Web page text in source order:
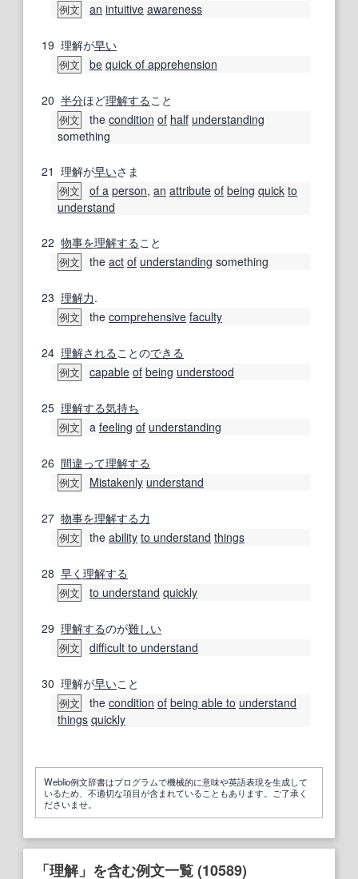
例文 an intuitive awareness
19 理解が早い
例文 be quick of apprehension
20 半分ほど理解すること
例文 the condition of half understanding
something
21 理解が早いさま
例文 of a person, an attribute of being quick to
understand
22 物事を理解すること
例文 the act of understanding something
23 理解力.
例文 the comprehensive faculty
24 理解されることのできる
例文 capable of being understood
25 理解する気持ち
例文 a feeling of understanding
26 間違って理解する
例文 Mistakenly understand
27 物事を理解する力
例文 the ability to understand things
28 早く 理解する
例文 to understand quickly
29 理解するのが難しい
例文 difficult to understand
30 理解が早いこと
例文 the condition of being able to understand
things quickly
Weblio例文辞書はプログラムで機械的に意味や英語表現を生成して
いるため、不適切な項目が含まれていることもあります。ご了承く
ださいませ。
「理解」を含む例文一覧 (10589)